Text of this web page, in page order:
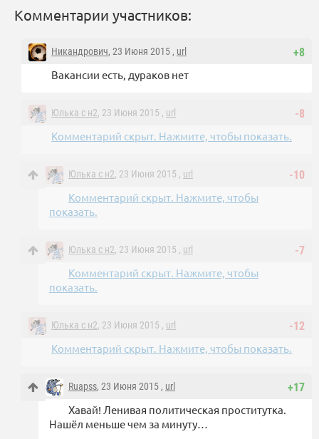
Комментарии участников:
+8
Никандрович, 23 Июня 2015 , url
Вакансии есть, дураков нет
-8
Юлька с н2, 23 Июня 2015 , url
Комментарий скрыт. Нажмите, чтобы показать.
-10
Юлька с н2, 23 Июня 2015 , url
Комментарий скрыт. Нажмите, чтобы
показать.
-7
Юлька с н2, 23 Июня 2015 , url
Комментарий скрыт. Нажмите, чтобы
показать.
-12
Юлька с н2, 23 Июня 2015 , url
Комментарий скрыт. Нажмите, чтобы показать.
+17
Ruapss, 23 Июня 2015 , url
Хавай! Ленивая политическая проститутка.
Нашёл меньше чем за минуту…